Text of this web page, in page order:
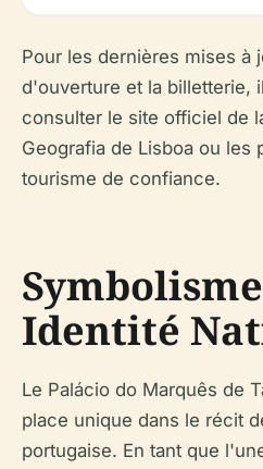
Pour les dernières mises à
d'ouverture et la billetterie,
consulter le site officiel de
Geografia de Lisboa ou les
tourisme de confiance.
Identité
Le Palácio do Marquês de
place unique dans le récit
portugaise. En tant que